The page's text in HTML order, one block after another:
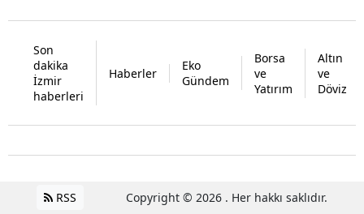
Son
dakika
İzmir
haberleri
Haberler
Eko
Gündem
Borsa
ve
Yatırım
Altın
ve
Döviz
RSS Copyright © 2026 . Her hakkı saklıdır.